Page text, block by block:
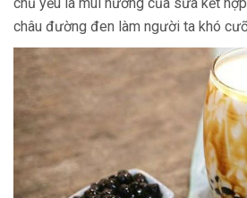
châu đường đen làm người ta khó